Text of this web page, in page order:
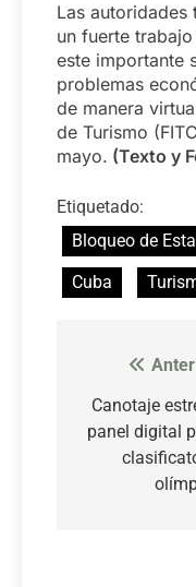
Las autoridades
un fuerte
este importante
problemas
de manera
de Turismo
mayo. (Texto y
Etiquetado:
Bloqueo de
Cuba
de
entradas
Canotaje
panel digital